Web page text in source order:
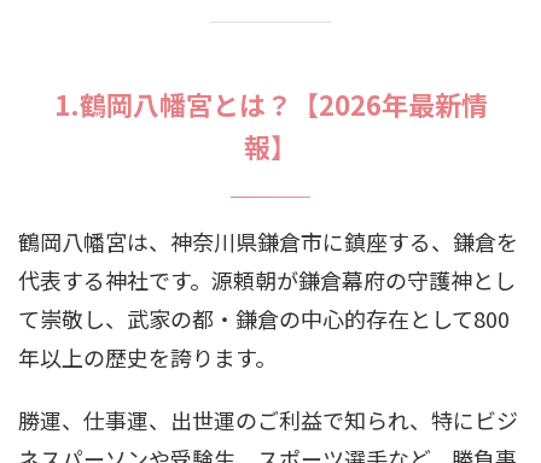
1.鶴岡八幡宮とは？【2026年最新情
報】
鶴岡八幡宮は、神奈川県鎌倉市に鎮座する、鎌倉を
代表する神社です。源頼朝が鎌倉幕府の守護神とし
て崇敬し、武家の都・鎌倉の中心的存在として800
年以上の歴史を誇ります。
勝運、仕事運、出世運のご利益で知られ、特にビジ